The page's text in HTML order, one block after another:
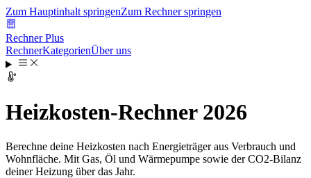
Zum Hauptinhalt springenZum Rechner springen
Rechner Plus
RechnerKategorienÜber uns
Heizkosten-Rechner 2026
Berechne deine Heizkosten nach Energieträger aus Verbrauch und
Wohnfläche. Mit Gas, Öl und Wärmepumpe sowie der CO2-Bilanz
deiner Heizung über das Jahr.